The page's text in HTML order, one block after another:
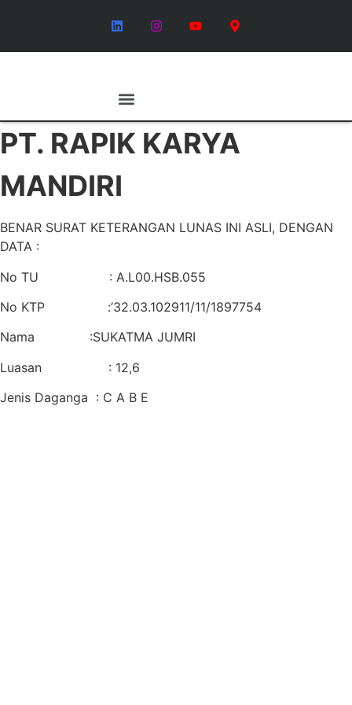
PT. RAPIK KARYA
MANDIRI
BENAR SURAT KETERANGAN LUNAS INI ASLI, DENGAN
DATA :
No TU : A.L00.HSB.055
No KTP :’32.03.102911/11/1897754
Nama :SUKATMA JUMRI
Luasan : 12,6
Jenis Daganga : C A B E